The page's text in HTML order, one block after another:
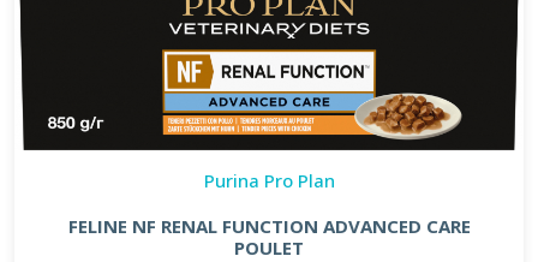
Purina Pro Plan
FELINE NF RENAL FUNCTION ADVANCED CARE
POULET